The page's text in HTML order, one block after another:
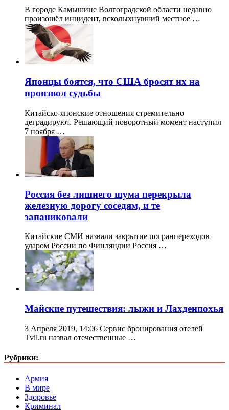
В городе Камышине Волгоградской области недавно
произошёл инцидент, всколыхнувший местное …
Японцы боятся, что США бросят их на
произвол судьбы
Китайско-японские отношения стремительно
деградируют. Решающий поворотный момент наступил
7 ноября …
Россия без лишнего шума перекрыла
железную дорогу соседям, и те
запаниковали
Китайские СМИ назвали закрытие погранпереходов
ударом России по Финляндии Россия …
Майские путешествия: лыжи и Лахденпохья
3 Апреля 2019, 14:06 Сервис бронирования отелей
Tvil.ru назвал отечественные …
Рубрики:
Армия
В мире
Здоровье
Криминал